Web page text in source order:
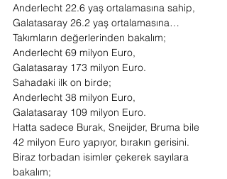
Anderlecht 22.6 yaş ortalamasına sahip,
Galatasaray 26.2 yaş ortalamasına…
Takımların değerlerinden bakalım;
Anderlecht 69 milyon Euro,
Galatasaray 173 milyon Euro.
Sahadaki ilk on birde;
Anderlecht 38 milyon Euro,
Galatasaray 109 milyon Euro.
Hatta sadece Burak, Sneijder, Bruma bile
42 milyon Euro yapıyor, bırakın gerisini.
Biraz torbadan isimler çekerek sayılara
bakalım;